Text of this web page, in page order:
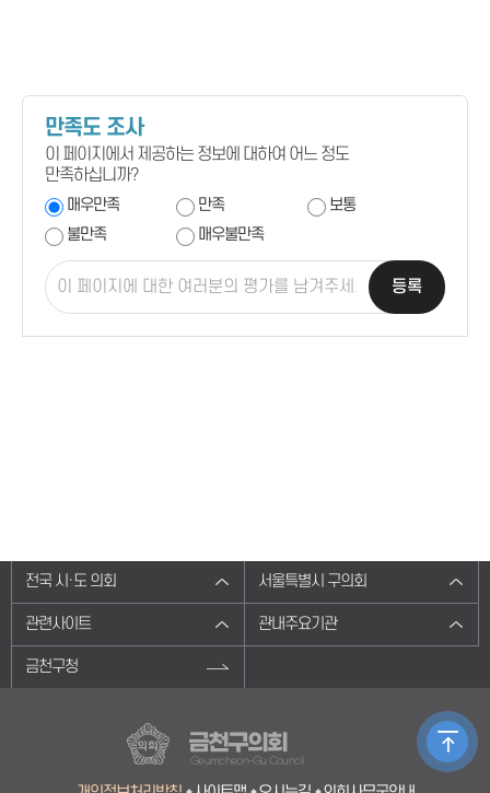
만족도 조사
이 페이지에서 제공하는 정보에 대하여 어느 정도
만족하십니까?
매우만족 만족
보통
불만족
매우불만족
등록
전국 시·도 의회 서울특별시 구의회
관련사이트 관내주요기관
금천구청
금천구의회
Geumcheon-Gu Council